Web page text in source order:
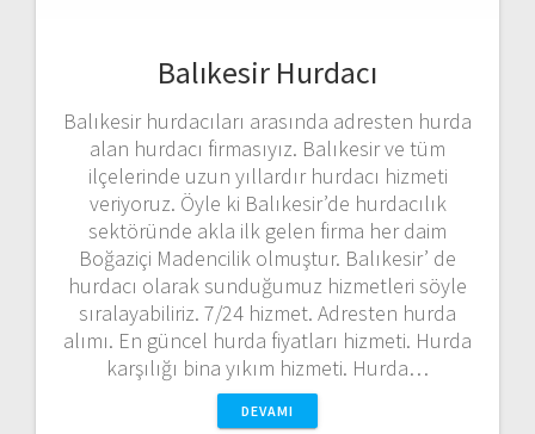
Balıkesir Hurdacı
Balıkesir hurdacıları arasında adresten hurda
alan hurdacı firmasıyız. Balıkesir ve tüm
ilçelerinde uzun yıllardır hurdacı hizmeti
veriyoruz. Öyle ki Balıkesir’de hurdacılık
sektöründe akla ilk gelen firma her daim
Boğaziçi Madencilik olmuştur. Balıkesir’ de
hurdacı olarak sunduğumuz hizmetleri söyle
sıralayabiliriz. 7/24 hizmet. Adresten hurda
alımı. En güncel hurda fiyatları hizmeti. Hurda
karşılığı bina yıkım hizmeti. Hurda…
DEVAMI